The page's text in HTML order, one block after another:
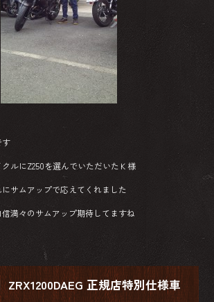
す
ルにZ250を選んでいただいたＫ様
サムアップで応えてくれました
満々のサムアップ期待してますね
ZRX1200DAEG 正規店特別仕様車